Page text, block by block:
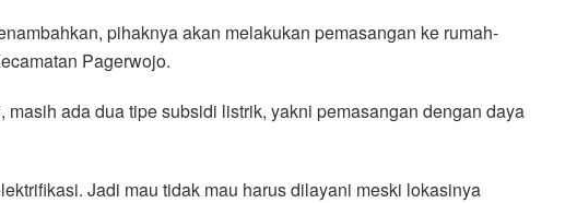
pihaknya akan melakukan pemasangan ke rumah-
Pagerwojo.
ada dua tipe subsidi listrik, yakni pemasangan dengan daya
Jadi mau tidak mau harus dilayani meski lokasinya